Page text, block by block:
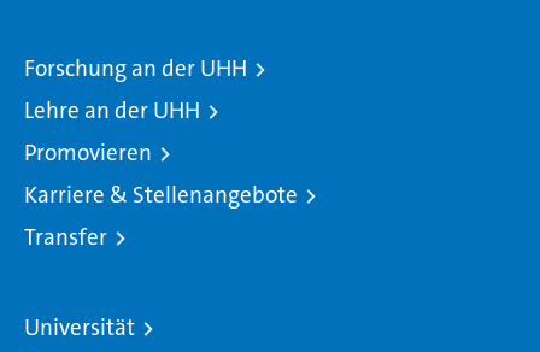
Forschung an der UHH
Lehre an der UHH
Promovieren
Karriere & Stellenangebote
Transfer
Universität